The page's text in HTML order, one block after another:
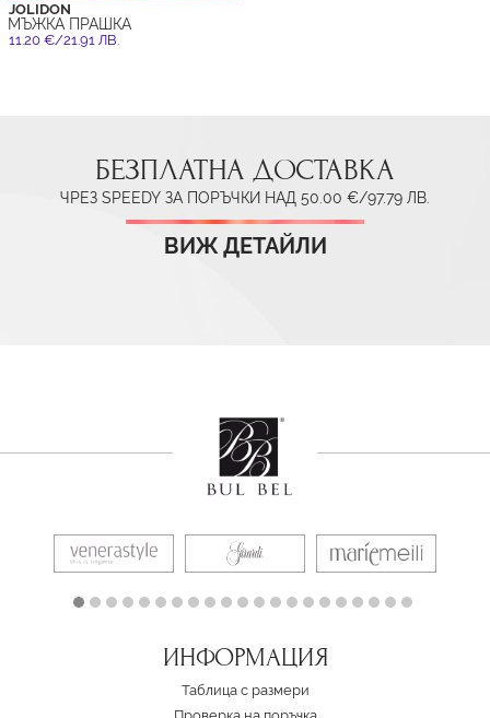
JOLIDON
МЪЖКА ПРАШКА
11.20 €/21.91 ЛВ.
БЕЗПЛАТНА ДОСТАВКА
ЧРЕЗ SPEEDY ЗА ПОРЪЧКИ НАД 50.00 €/97.79 ЛВ.
ВИЖ ДЕТАЙЛИ
ИНФОРМАЦИЯ
Таблица с размери